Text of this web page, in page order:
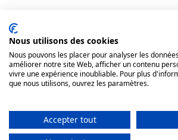
Nous utilisons des cookies
Nous pouvons les placer pour analyser les
améliorer notre site Web, afficher un contenu
vivre une expérience inoubliable. Pour plus
que nous utilisons, ouvrez les paramètres.
Accepter tout